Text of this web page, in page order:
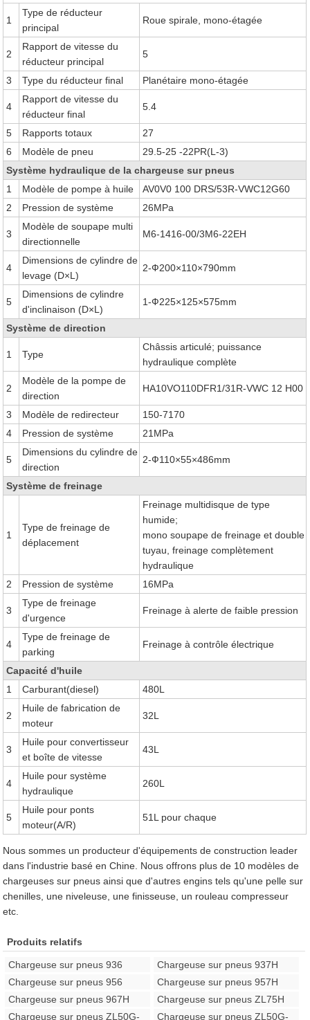
1
Type de réducteur
principal
Roue spirale, mono-étagée
2
Rapport de vitesse du
réducteur principal
5
3 Type du réducteur final Planétaire mono-étagée
4
Rapport de vitesse du
réducteur final
5.4
5 Rapports totaux
27
6
Modèle de pneu
29.5-25 -22PR(L-3)
Système hydraulique de la chargeuse sur pneus
1
Modèle de pompe à huile
AV0V0 100 DRS/53R-VWC12G60
2
Pression de système 26MPa
3
Modèle de soupape multi
directionnelle
M6-1416-00/3M6-22EH
4
Dimensions de cylindre de
levage (D×L)
2-Ф200×110×790mm
5
Dimensions de cylindre
d'inclinaison (D×L)
1-Ф225×125×575mm
Système de direction
1 Type
Châssis articulé; puissance
hydraulique complète
2
Modèle de la pompe de
direction
HA10VO110DFR1/31R-VWC 12 H00
3 Modèle de redirecteur
150-7170
4
Pression de système 21MPa
5
Dimensions du cylindre de
direction
2-Ф110×55×486mm
Système de freinage
1
Type de freinage de
déplacement
Freinage multidisque de type
humide;
mono soupape de freinage et double
tuyau, freinage complètement
hydraulique
2
Pression de système 16MPa
3
Type de freinage
d'urgence
Freinage à alerte de faible pression
4
Type de freinage de
parking
Freinage à contrôle électrique
Capacité d'huile
1
Carburant(diesel) 480L
2
Huile de fabrication de
moteur
32L
3
Huile pour convertisseur
et boîte de vitesse
43L
4
Huile pour système
hydraulique
260L
5
Huile pour ponts
moteur(A/R)
51L pour chaque
Nous sommes un producteur d'équipements de construction leader
dans l'industrie basé en Chine. Nous offrons plus de 10 modèles de
chargeuses sur pneus ainsi que d'autres engins tels qu'une pelle sur
chenilles, une niveleuse, une finisseuse, un rouleau compresseur
etc.
Produits relatifs
Chargeuse sur pneus 936
Chargeuse sur pneus 937H
Chargeuse sur pneus 956
Chargeuse sur pneus 957H
Chargeuse sur pneus 967H
Chargeuse sur pneus ZL75H
Chargeuse sur pneus ZL50G-
Chargeuse sur pneus ZL50G-